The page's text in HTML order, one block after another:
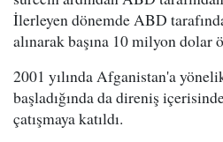
İlerleyen dönemde ABD
alınarak başına 10 milyon dolar
2001 yılında Afganistan'a
başladığında da direniş
çatışmaya katıldı.